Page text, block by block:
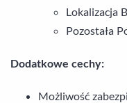
Lokalizacja
Pozostała
Dodatkowe cechy:
Możliwość